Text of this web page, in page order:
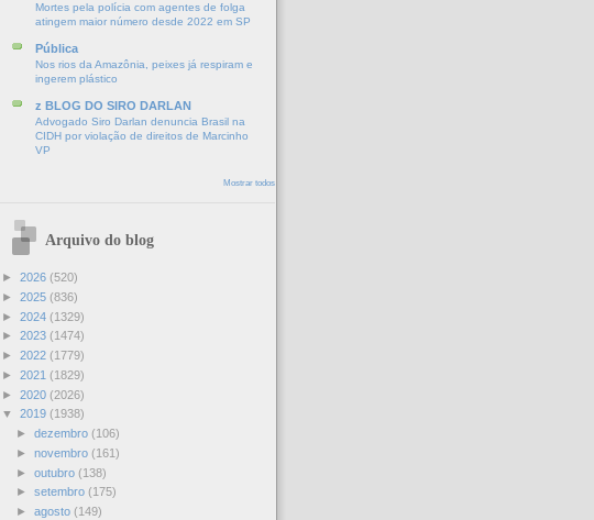
Mortes pela polícia com agentes de folga
atingem maior número desde 2022 em SP
Pública
Nos rios da Amazônia, peixes já respiram e
ingerem plástico
z BLOG DO SIRO DARLAN
Advogado Siro Darlan denuncia Brasil na
CIDH por violação de direitos de Marcinho
VP
Mostrar todos
Arquivo do blog
► 2026 (520)
► 2025 (836)
► 2024 (1329)
► 2023 (1474)
► 2022 (1779)
► 2021 (1829)
► 2020 (2026)
▼ 2019 (1938)
► dezembro (106)
► novembro (161)
► outubro (138)
► setembro (175)
► agosto (149)